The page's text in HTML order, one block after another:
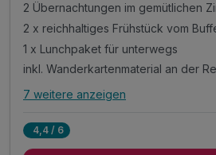
2 Übernachtungen im gemütlichen
2 x reichhaltiges Frühstück vom
1 x Lunchpaket für unterwegs
inkl. Wanderkartenmaterial an der
Alle Inklusivleistungen
7 weitere anzeigen
4,4 / 6